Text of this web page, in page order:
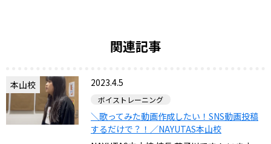
関連記事
本山校 2023.4.5
ボイストレーニング
＼歌ってみた動画作成したい！SNS動画投稿
するだけで？！／NAYUTAS本山校